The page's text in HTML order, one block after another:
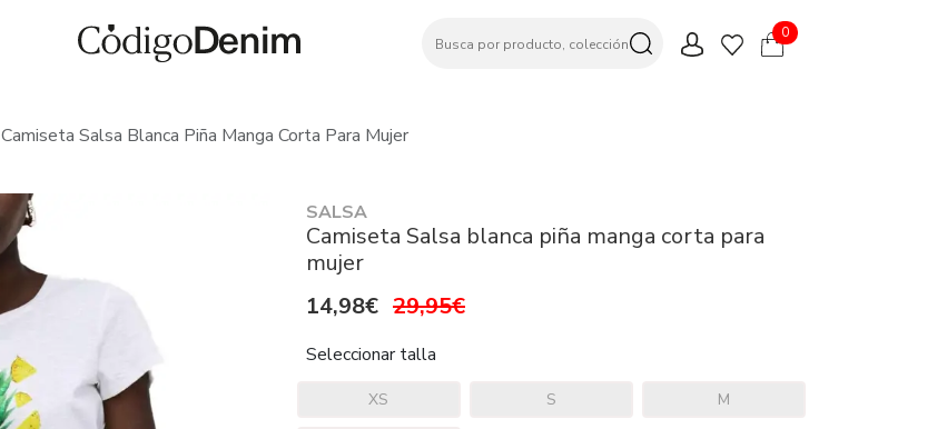
0
Camiseta Salsa Blanca Piña Manga Corta Para Mujer
SALSA
Camiseta Salsa blanca piña manga corta para
mujer
14,98€ 29,95€
Seleccionar talla
XS S M